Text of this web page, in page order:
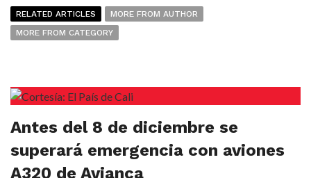
RELATED ARTICLES
MORE FROM AUTHOR
MORE FROM CATEGORY
Antes del 8 de diciembre se
superará emergencia con aviones
A320 de Avianca